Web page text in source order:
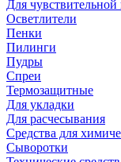
Для
Осветлители
Пенки
Пилинги
Пудры
Спреи
Термозащитные
Для укладки
Для расчесывания
Средства для
Сыворотки